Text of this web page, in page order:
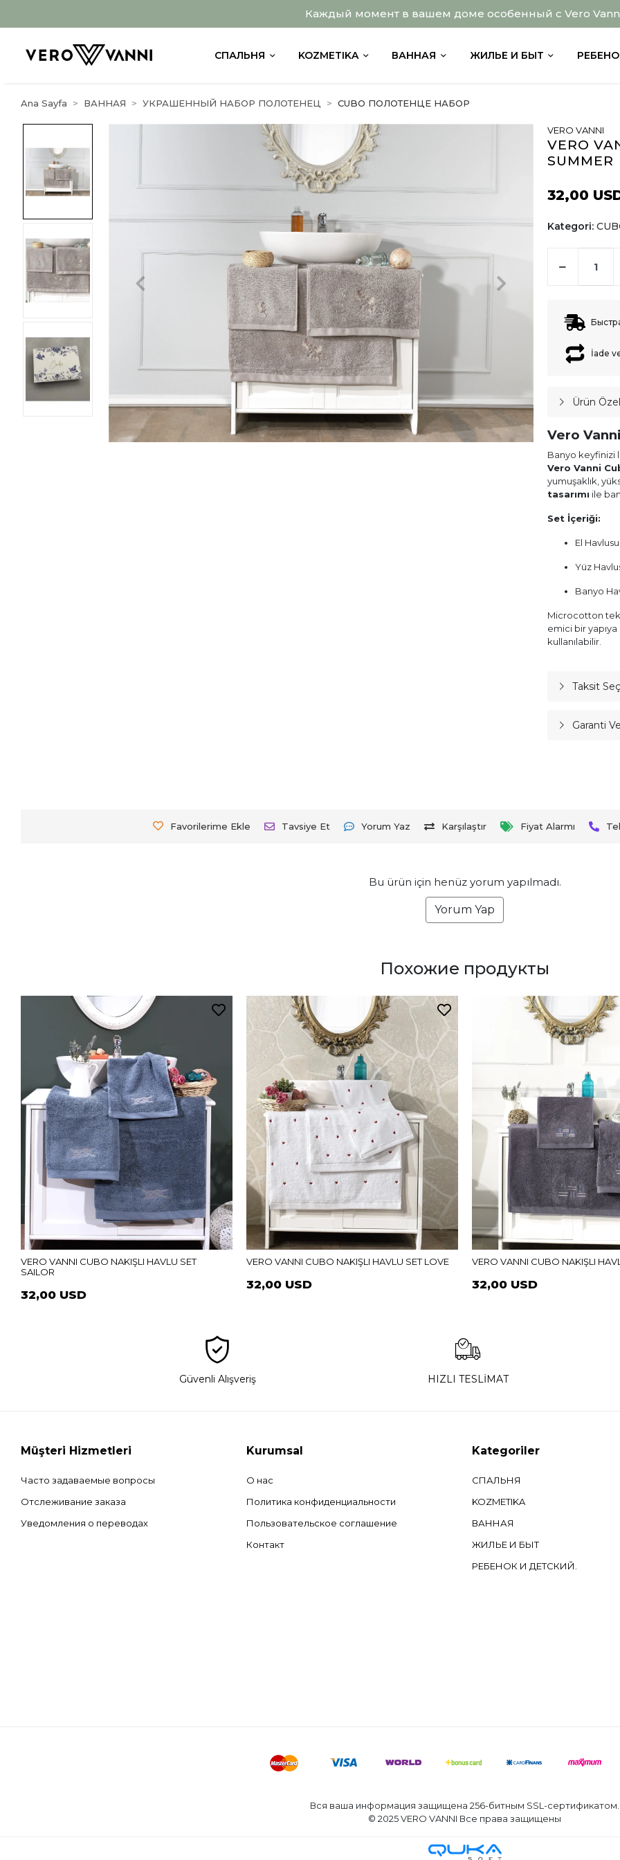
Каждый момент в вашем доме особенный с Vero
СПАЛЬНЯ KOZMETIKA ВАННАЯ ЖИЛЬЕ И БЫТ
Ana Sayfa ВАННАЯ УКРАШЕННЫЙ НАБОР ПОЛОТЕНЕЦ CUBO ПОЛОТЕНЦЕ НАБОР
VERO VANNI
VERO
SUMMER
32,00
Kategori:
İade
Ürün
Vero
Banyo keyfinizi
Vero Vanni
yumuşaklık,
tasarımı ile
Set İçeriği:
El
Yüz
Banyo
Microcotton
emici bir
kullanılabilir.
Taksit
Garanti
Favorilerime Ekle Tavsiye Et Yorum Yaz Karşılaştır Fiyat Alarmı
Bu ürün için henüz yorum yapılmadı.
Yorum Yap
Похожие продукты
VERO VANNI CUBO NAKIŞLI HAVLU SET
SAILOR
32,00 USD
VERO VANNI CUBO NAKIŞLI HAVLU SET LOVE
32,00 USD
VERO VANNI CUBO NAKIŞLI
32,00 USD
Güvenli Alışveriş HIZLI TESLİMAT
Müşteri Hizmetleri
Часто задаваемые вопросы
Отслеживание заказа
Уведомления о переводах
Kurumsal
О нас
Политика конфиденциальности
Пользовательское соглашение
Контакт
Kategoriler
СПАЛЬНЯ
KOZMETIKA
ВАННАЯ
ЖИЛЬЕ И БЫТ
РЕБЕНОК И ДЕТСКИЙ.
Вся ваша информация защищена 256-битным SSL-сертификатом.
© 2025 VERO VANNI Все права защищены